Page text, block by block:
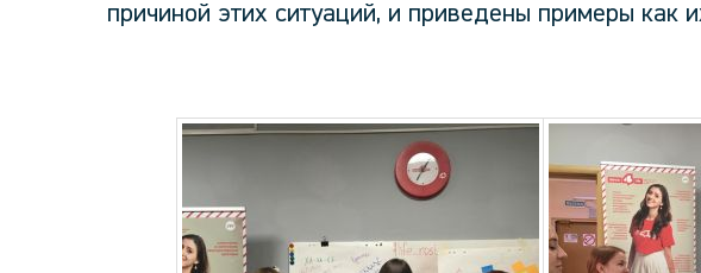
причиной этих ситуаций, и приведены примеры как